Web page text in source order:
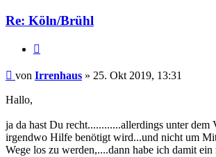
Re: Köln/Brühl
Beitrag
von Irrenhaus » 25. Okt 2019, 13:31
Hallo,
ja da hast Du recht............allerdings unter dem
irgendwo Hilfe benötigt wird...und nicht um
Wege los zu werden,....dann habe ich damit ein